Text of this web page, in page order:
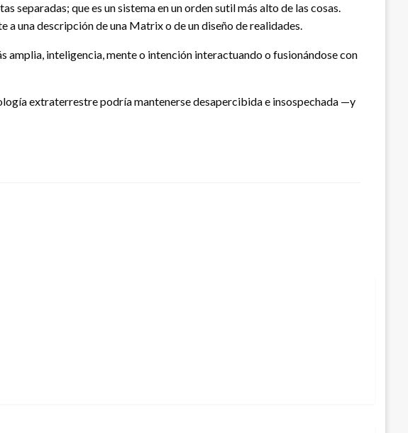
separadas; que es un sistema en un orden sutil más alto de las cosas.
una descripción de una Matrix o de un diseño de realidades.
amplia, inteligencia, mente o intención interactuando o fusionándose con
extraterrestre podría mantenerse desapercibida e insospechada —y